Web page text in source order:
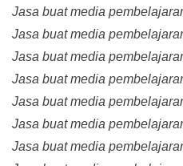
Jasa buat media
Jasa buat media
Jasa buat media
Jasa buat media
Jasa buat media
Jasa buat media
Jasa buat media